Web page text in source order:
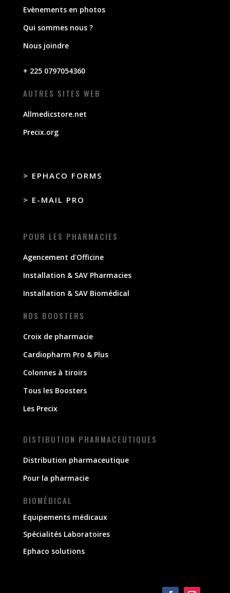
Evènements en photos
Qui sommes nous ?
Nous joindre
+ 225 0797054360
AUTRES SITES WEB
Allmedicstore.net
Precix.org
> EPHACO FORMS
> E-MAIL PRO
POUR LES PHARMACIES
Agencement d'Officine
Installation & SAV Pharmacies
Installation & SAV Biomédical
NOS BOOSTERS
Croix de pharmacie
Cardiopharm Pro & Plus
Colonnes à tiroirs
Tous les Boosters
Les Precix
DISTIBUTION PHARMACEUTIQUES
Distribution pharmaceutique
Pour la pharmacie
BIOMÉDICAL
Equipements médicaux
Spécialités Laboratoires
Ephaco solutions